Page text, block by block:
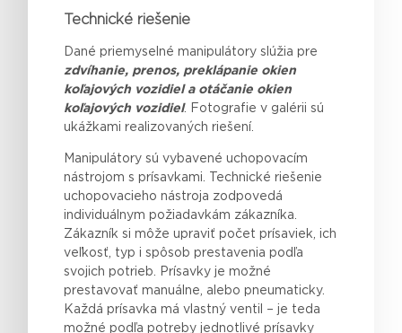
Technické riešenie
Dané priemyselné manipulátory slúžia pre
zdvíhanie, prenos, preklápanie okien
koľajových vozidiel a otáčanie okien
koľajových vozidiel. Fotografie v galérii sú
ukážkami realizovaných riešení.
Manipulátory sú vybavené uchopovacím
nástrojom s prísavkami. Technické riešenie
uchopovacieho nástroja zodpovedá
individuálnym požiadavkám zákazníka.
Zákazník si môže upraviť počet prísaviek, ich
veľkosť, typ i spôsob prestavenia podľa
svojich potrieb. Prísavky je možné
prestavovať manuálne, alebo pneumaticky.
Každá prísavka má vlastný ventil – je teda
možné podľa potreby jednotlivé prísavky